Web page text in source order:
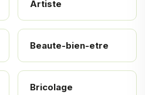
Artiste
Beaute-bien-etre
Bricolage